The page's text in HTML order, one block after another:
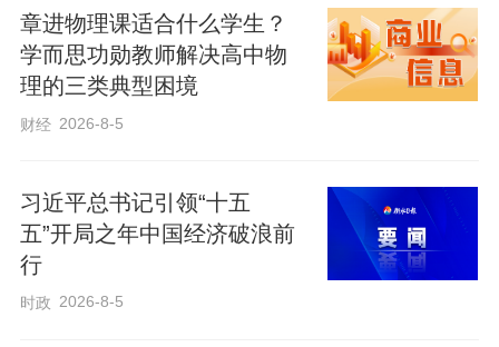
奉献智慧和力量。”
2020年，在陕西考察时走进交大西迁博物
馆，勉励广大师生大力弘扬“西迁精神”，抓
功立业，在新征程上创造属于我们这代人
的历史功绩。
章进物理课适合什么学生？
学而思功勋教师解决高中物
理的三类典型困境
财经 2026-8-5
习近平总书记引领“十五
五”开局之年中国经济破浪前
行
时政 2026-8-5